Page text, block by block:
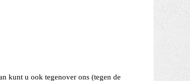
kunt u ook tegenover ons (tegen de